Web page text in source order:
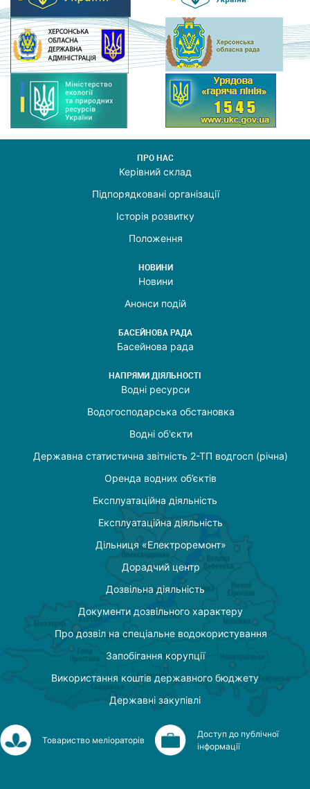
ПРО НАС
Керівний склад
Підпорядковані організації
Історія розвитку
Положення
НОВИНИ
Новини
Анонси подій
БАСЕЙНОВА РАДА
Басейнова рада
НАПРЯМИ ДІЯЛЬНОСТІ
Водні ресурси
Водогосподарська обстановка
Водні об'єкти
Державна статистична звітність 2-ТП водгосп (річна)
Оренда водних об’єктів
Експлуатаційна діяльність
Експлуатаційна діяльність
Дільниця «Електроремонт»
Дорадчий центр
Дозвільна діяльність
Документи дозвільного характеру
Про дозвіл на спеціальне водокористування
Запобігання корупції
Використання коштів державного бюджету
Державні закупівлі
Товариство меліораторів
Доступ до публічної
інформації